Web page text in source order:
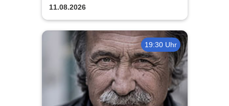
11.08.2026
19:30 Uhr